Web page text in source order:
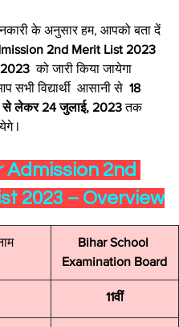
के अनुसार हम, आपको बता दें
2nd Merit List 2023
2023 को जारी किया जायेगा
विद्यार्थी  आसानी से 18
से लेकर 24 जुलाई, 2023 तक
l
Admission 2nd
2023 – Overview
Bihar School
Examination Board
11वीं